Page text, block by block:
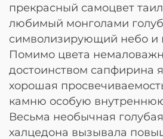
прекрасный самоцвет
любимый монголами
символизирующий небо и
Помимо цвета
достоинством сапфирина
хорошая
камню особую
Весьма необычная
халцедона вызывала